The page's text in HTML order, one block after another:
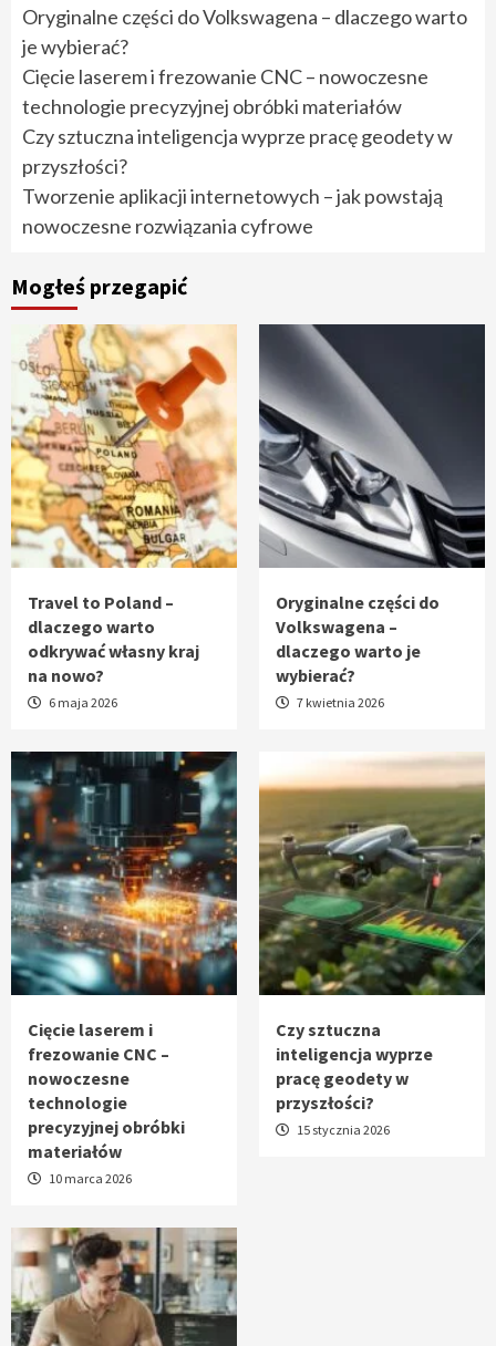
Oryginalne części do Volkswagena – dlaczego warto
je wybierać?
Cięcie laserem i frezowanie CNC – nowoczesne
technologie precyzyjnej obróbki materiałów
Czy sztuczna inteligencja wyprze pracę geodety w
przyszłości?
Tworzenie aplikacji internetowych – jak powstają
nowoczesne rozwiązania cyfrowe
Mogłeś przegapić
Travel to Poland –
dlaczego warto
odkrywać własny kraj
na nowo?
6 maja 2026
Oryginalne części do
Volkswagena –
dlaczego warto je
wybierać?
7 kwietnia 2026
Cięcie laserem i
frezowanie CNC –
nowoczesne
technologie
precyzyjnej obróbki
materiałów
10 marca 2026
Czy sztuczna
inteligencja wyprze
pracę geodety w
przyszłości?
15 stycznia 2026